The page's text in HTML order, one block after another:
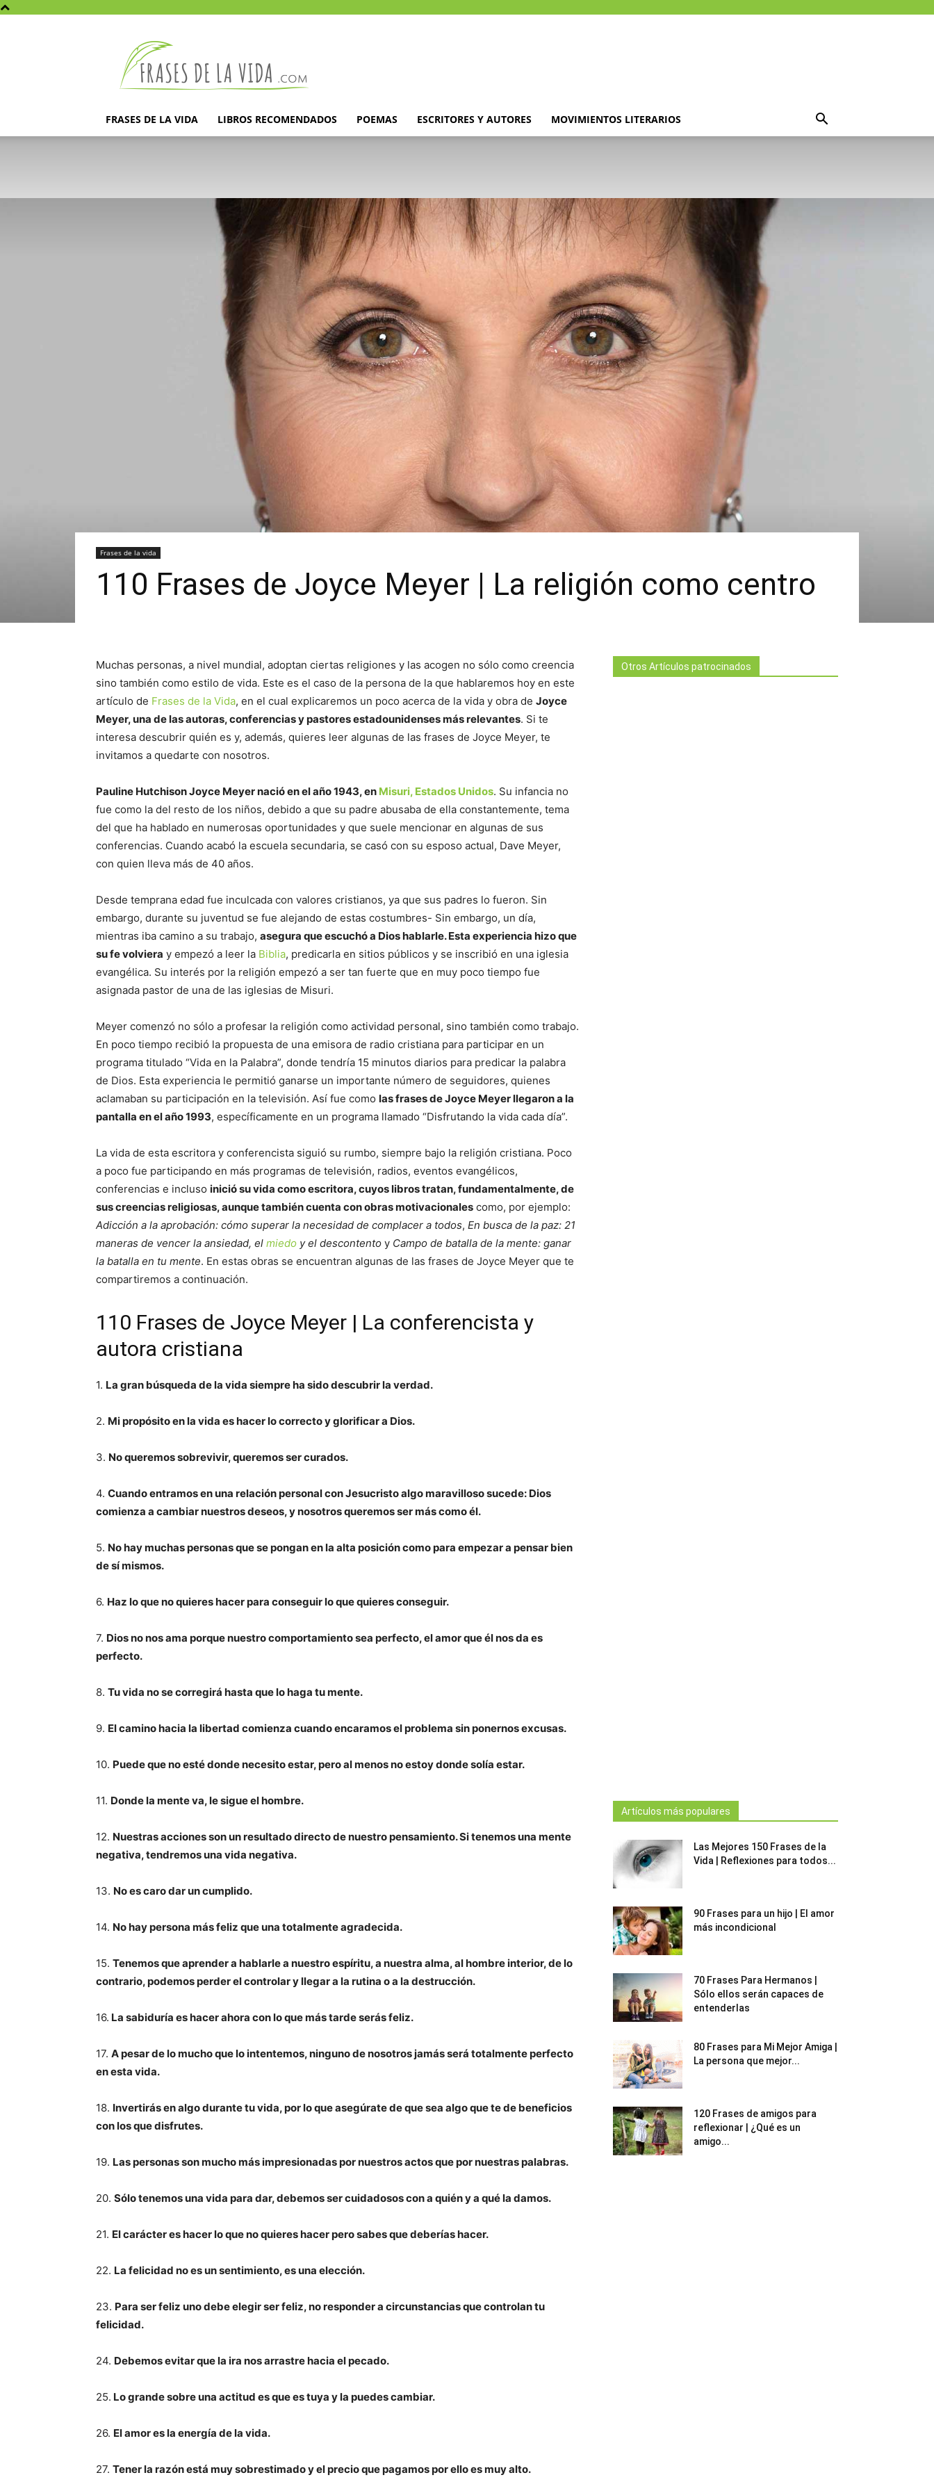
la
vida
FRASES DE LA VIDA LIBROS RECOMENDADOS POEMAS ESCRITORES Y AUTORES MOVIMIENTOS LITERARIOS
Frases de la vida
110 Frases de Joyce Meyer | La religión como centro
Muchas personas, a nivel mundial, adoptan ciertas religiones y las acogen no sólo como creencia
sino también como estilo de vida. Este es el caso de la persona de la que hablaremos hoy en este
artículo de Frases de la Vida, en el cual explicaremos un poco acerca de la vida y obra de Joyce
Meyer, una de las autoras, conferencias y pastores estadounidenses más relevantes. Si te
interesa descubrir quién es y, además, quieres leer algunas de las frases de Joyce Meyer, te
invitamos a quedarte con nosotros.
Pauline Hutchison Joyce Meyer nació en el año 1943, en Misuri, Estados Unidos. Su infancia no
fue como la del resto de los niños, debido a que su padre abusaba de ella constantemente, tema
del que ha hablado en numerosas oportunidades y que suele mencionar en algunas de sus
conferencias. Cuando acabó la escuela secundaria, se casó con su esposo actual, Dave Meyer,
con quien lleva más de 40 años.
Desde temprana edad fue inculcada con valores cristianos, ya que sus padres lo fueron. Sin
embargo, durante su juventud se fue alejando de estas costumbres- Sin embargo, un día,
mientras iba camino a su trabajo, asegura que escuchó a Dios hablarle. Esta experiencia hizo que
su fe volviera y empezó a leer la Biblia, predicarla en sitios públicos y se inscribió en una iglesia
evangélica. Su interés por la religión empezó a ser tan fuerte que en muy poco tiempo fue
asignada pastor de una de las iglesias de Misuri.
Meyer comenzó no sólo a profesar la religión como actividad personal, sino también como trabajo.
En poco tiempo recibió la propuesta de una emisora de radio cristiana para participar en un
programa titulado “Vida en la Palabra”, donde tendría 15 minutos diarios para predicar la palabra
de Dios. Esta experiencia le permitió ganarse un importante número de seguidores, quienes
aclamaban su participación en la televisión. Así fue como las frases de Joyce Meyer llegaron a la
pantalla en el año 1993, específicamente en un programa llamado “Disfrutando la vida cada día”.
La vida de esta escritora y conferencista siguió su rumbo, siempre bajo la religión cristiana. Poco
a poco fue participando en más programas de televisión, radios, eventos evangélicos,
conferencias e incluso inició su vida como escritora, cuyos libros tratan, fundamentalmente, de
sus creencias religiosas, aunque también cuenta con obras motivacionales como, por ejemplo:
Adicción a la aprobación: cómo superar la necesidad de complacer a todos, En busca de la paz: 21
maneras de vencer la ansiedad, el miedo y el descontento y Campo de batalla de la mente: ganar
la batalla en tu mente. En estas obras se encuentran algunas de las frases de Joyce Meyer que te
compartiremos a continuación.
110 Frases de Joyce Meyer | La conferencista y
autora cristiana
1. La gran búsqueda de la vida siempre ha sido descubrir la verdad.
2. Mi propósito en la vida es hacer lo correcto y glorificar a Dios.
3. No queremos sobrevivir, queremos ser curados.
4. Cuando entramos en una relación personal con Jesucristo algo maravilloso sucede: Dios
comienza a cambiar nuestros deseos, y nosotros queremos ser más como él.
5. No hay muchas personas que se pongan en la alta posición como para empezar a pensar bien
de sí mismos.
6. Haz lo que no quieres hacer para conseguir lo que quieres conseguir.
7. Dios no nos ama porque nuestro comportamiento sea perfecto, el amor que él nos da es
perfecto.
8. Tu vida no se corregirá hasta que lo haga tu mente.
9. El camino hacia la libertad comienza cuando encaramos el problema sin ponernos excusas.
10. Puede que no esté donde necesito estar, pero al menos no estoy donde solía estar.
11. Donde la mente va, le sigue el hombre.
12. Nuestras acciones son un resultado directo de nuestro pensamiento. Si tenemos una mente
negativa, tendremos una vida negativa.
13. No es caro dar un cumplido.
14. No hay persona más feliz que una totalmente agradecida.
15. Tenemos que aprender a hablarle a nuestro espíritu, a nuestra alma, al hombre interior, de lo
contrario, podemos perder el controlar y llegar a la rutina o a la destrucción.
16. La sabiduría es hacer ahora con lo que más tarde serás feliz.
17. A pesar de lo mucho que lo intentemos, ninguno de nosotros jamás será totalmente perfecto
en esta vida.
18. Invertirás en algo durante tu vida, por lo que asegúrate de que sea algo que te de beneficios
con los que disfrutes.
19. Las personas son mucho más impresionadas por nuestros actos que por nuestras palabras.
20. Sólo tenemos una vida para dar, debemos ser cuidadosos con a quién y a qué la damos.
21. El carácter es hacer lo que no quieres hacer pero sabes que deberías hacer.
22. La felicidad no es un sentimiento, es una elección.
23. Para ser feliz uno debe elegir ser feliz, no responder a circunstancias que controlan tu
felicidad.
24. Debemos evitar que la ira nos arrastre hacia el pecado.
25. Lo grande sobre una actitud es que es tuya y la puedes cambiar.
26. El amor es la energía de la vida.
27. Tener la razón está muy sobrestimado y el precio que pagamos por ello es muy alto.
Otros Artículos patrocinados
Artículos más populares
Las Mejores 150 Frases de la
Vida | Reflexiones para todos...
90 Frases para un hijo | El amor
más incondicional
70 Frases Para Hermanos |
Sólo ellos serán capaces de
entenderlas
80 Frases para Mi Mejor Amiga |
La persona que mejor...
120 Frases de amigos para
reflexionar | ¿Qué es un
amigo...